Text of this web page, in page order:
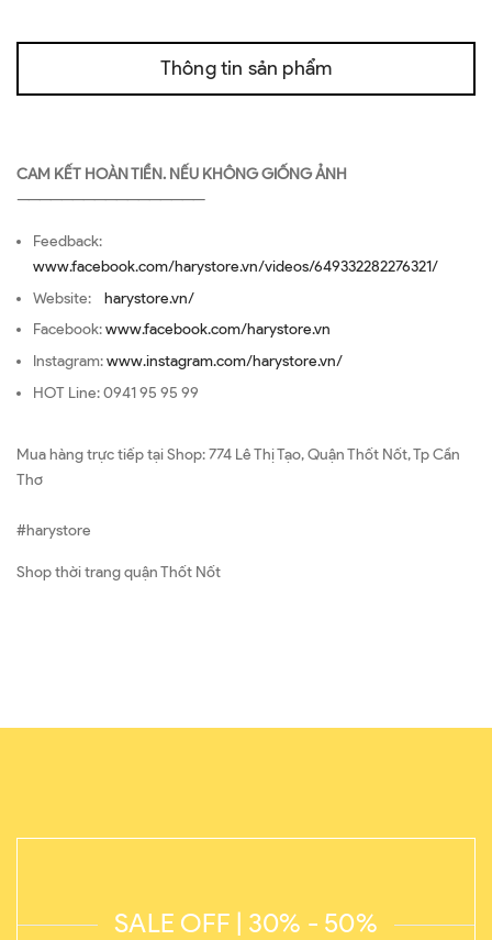
Thông tin sản phẩm
CAM KẾT HOÀN TIỀN. NẾU KHÔNG GIỐNG ẢNH
—————————————————
Feedback:
www.facebook.com/harystore.vn/videos/649332282276321/
Website: harystore.vn/
Facebook:www.facebook.com/harystore.vn
Instagram:www.instagram.com/harystore.vn/
HOT Line: 0941 95 95 99
Mua hàng trực tiếp tại Shop: 774 Lê Thị Tạo, Quận Thốt Nốt, Tp Cần
Thơ
#harystore
Shop thời trang quận Thốt Nốt
SALE OFF | 30% - 50%